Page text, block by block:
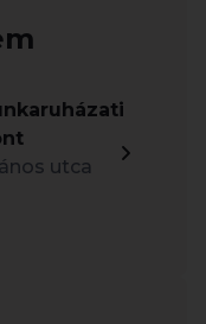
utca